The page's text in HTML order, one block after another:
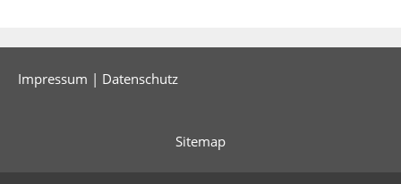
Impressum | Datenschutz
Sitemap